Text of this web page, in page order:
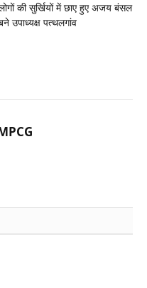
की सुर्खियों में छाए हुए अजय बंसल
उपाध्यक्ष पत्थलगांव